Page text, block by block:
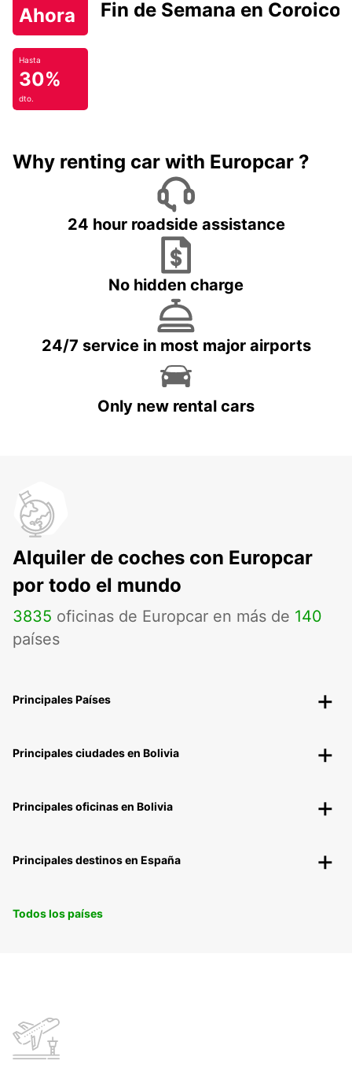
Ahora Fin de Semana en Coroico.
Hasta
30%
dto.
Why renting car with Europcar ?
24 hour roadside assistance
No hidden charge
24/7 service in most major airports
Only new rental cars
Alquiler de coches con Europcar
por todo el mundo
3835 oficinas de Europcar en más de 140
países
Principales Países
Principales ciudades en Bolivia
Principales oficinas en Bolivia
Principales destinos en España
Todos los países